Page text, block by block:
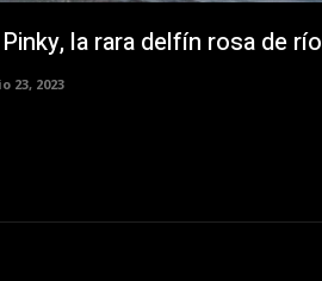
la rara delfín rosa de río
23, 2023